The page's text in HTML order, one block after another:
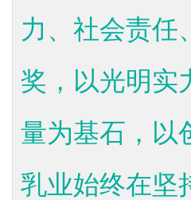
力、社会责任
奖，以光明实
量为基石，以
乳业始终在坚